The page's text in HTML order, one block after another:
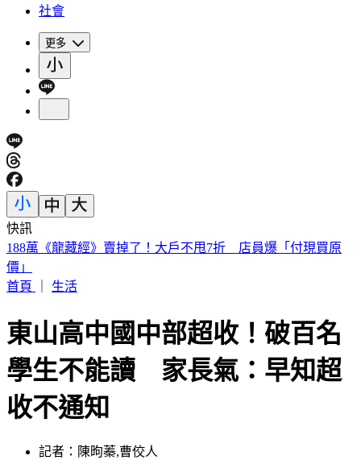
社會
更多
快訊
美股開盤／聯準會升息疑慮意外減緩！標普、那指「雙開高」
首頁
東山高中國中部超收！破百名
學生不能讀 家長氣：早知超
收不通知
發佈時間：2024.06.21 14:11